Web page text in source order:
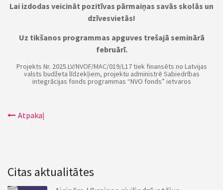
Lai izdodas veicināt pozitīvas pārmaiņas savās skolās un
dzīvesvietās!
Uz tikšanos programmas apguves trešajā seminārā
februārī.
Projekts Nr. 2025.LV/NVOF/MAC/019/L17 tiek finansēts no Latvijas
valsts budžeta līdzekļiem, projektu administrē Sabiedrības
integrācijas fonds programmas “NVO fonds” ietvaros
Atpakaļ
Citas aktualitātes